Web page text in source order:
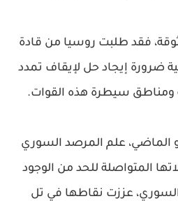
فقد طلبت روسيا من قادة
ضرورة إيجاد حل لإيقاف تمدد
ومناطق سيطرة هذه القوات.
علم المرصد السوري
المتواصلة للحد من الوجود
السوري، عززت نقاطها في تل